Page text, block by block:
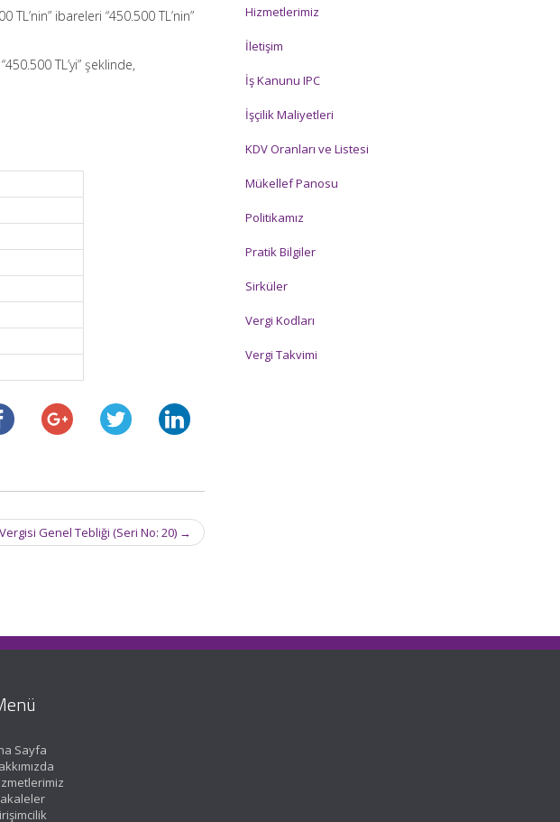
ibareleri “450.500 TL’nin”
TL’yi” şeklinde,
Genel Tebliği (Seri No: 20) →
Hizmetlerimiz
İletişim
İş Kanunu IPC
İşçilik Maliyetleri
KDV Oranları ve Listesi
Mükellef Panosu
Politikamız
Pratik Bilgiler
Sirküler
Vergi Kodları
Vergi Takvimi
Sayfa